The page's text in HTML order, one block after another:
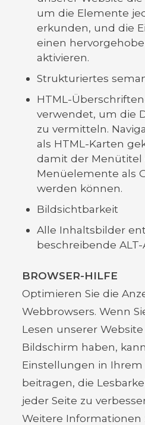
um die Elemente
erkunden, und die
einen
aktivieren.
Strukturiertes
HTML-
verwendet, um die
zu vermitteln.
als HTML-Karten
damit der Menütitel
Menüelemente als
werden können.
Bildsichtbarkeit
Alle Inhaltsbilder
beschreibende
BROWSER-HILFE
Optimieren Sie die
Webbrowsers. Wenn
Lesen unserer
Bildschirm haben,
Einstellungen in Ihrem
beitragen, die
jeder Seite zu
Weitere Informationen